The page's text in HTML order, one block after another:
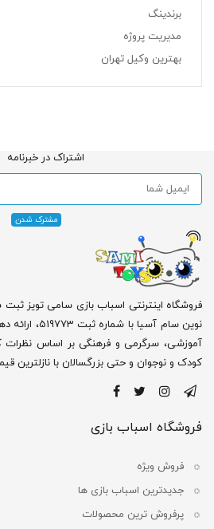
برندینگ
مدیریت پروژه
بهترین وکیل تهران
اشتراک در خبرنامه
فروشگاه اینترنتی اسباب بازی سامی تویز
نوین سام آسیا
آموزشی، سرگرمی و فرهنگی بر اساس نظرات
کودک و نوجوان و حتی بزرگسالان با نازلترین
فروشگاه اسباب بازی
فروش ویژه
جدیدترین اسباب بازی ها
پرفروش ترین محصولات